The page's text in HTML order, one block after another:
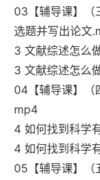
03【辅导课】（
选题并写出论文
3 文献综述怎么
3 文献综述怎么
04【辅导课】（
mp4
4 如何找到科学
4 如何找到科学
05【辅导课】（